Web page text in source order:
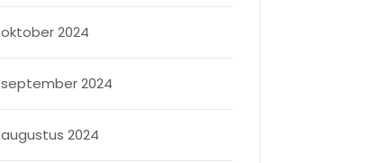
oktober 2024
september 2024
augustus 2024